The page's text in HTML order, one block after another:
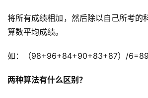
将所有成绩相加，然后除以自己所考的
算数平均成绩。
如：（98+96+84+90+83+87）/
两种算法有什么区别？